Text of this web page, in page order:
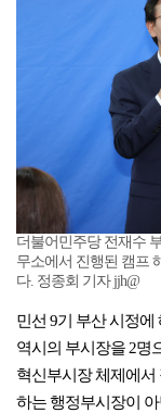
더불어민주당 전재수
무소에서 진행된 캠프
다. 정종회 기자 jjh@
민선 9기 부산 시정
역시의 부시장을 2명
혁신부시장 체제에서
하는 행정부시장이